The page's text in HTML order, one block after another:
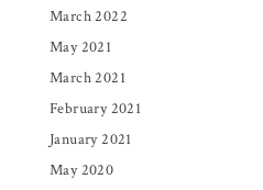
March 2022
May 2021
March 2021
February 2021
January 2021
May 2020